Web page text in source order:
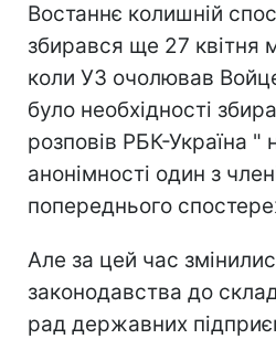
Востаннє колишній
збирався ще 27 квітня
коли УЗ очолював
було необхідності
розповів РБК-Україна "
анонімності один з
попереднього
Але за цей час
законодавства до
рад державних